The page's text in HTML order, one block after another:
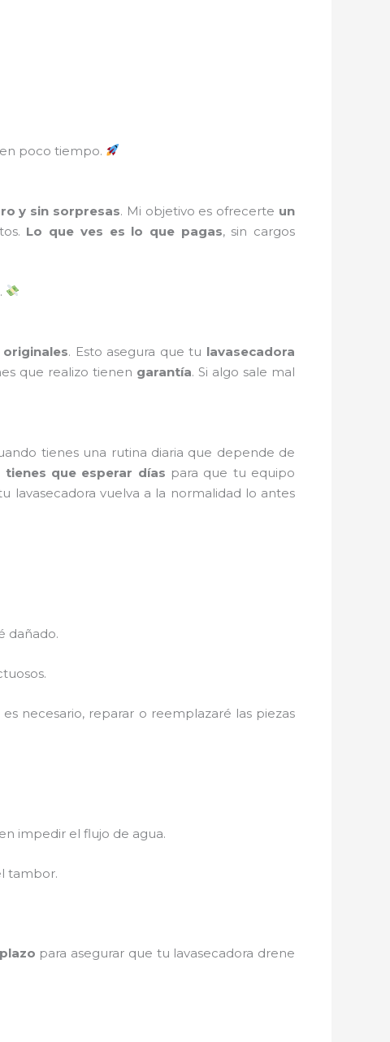
en poco tiempo.
y sin sorpresas. Mi objetivo es ofrecerte un
Lo que ves es lo que pagas, sin cargos
. Esto asegura que tu lavasecadora
que realizo tienen garantía. Si algo sale mal
tienes una rutina diaria que depende de
tienes que esperar días para que tu equipo
lavasecadora vuelva a la normalidad lo antes
dañado.
es necesario, reparar o reemplazaré las piezas
impedir el flujo de agua.
tambor.
para asegurar que tu lavasecadora drene